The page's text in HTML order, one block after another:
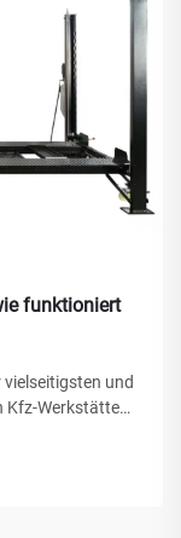
funktioniert
und
Kfz-Werkstätten,
mechanische